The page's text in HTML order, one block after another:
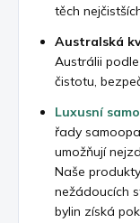
těch
Australská
Austrálii
čistotu,
Luxusní
řady
umožňují
Naše
nežádoucích
bylin získá